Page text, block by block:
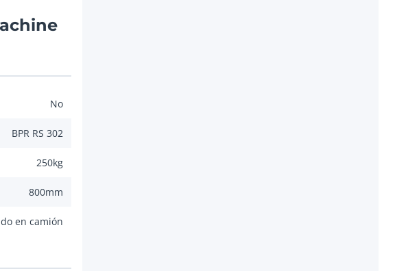
No
BPR RS 302
250kg
800mm
en camión